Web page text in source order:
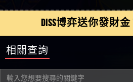
麼辦 本文教你如何拿回被騙
真的嗎 被FLTO詐騙的錢怎麼
ALYWS詐騙家破人亡 ALYWS是
【其他問題】 一招教你揭秘
當是真的嗎 當當是詐騙嗎 六
利回報被騙的家破人亡
【黃伊珊】不推薦爛公司
【陳順堪】星匯娛樂城出金
金
【陳順堪】黑網出金幾次後
【玩運彩】
【蘇俊曄】所以會出金嗎現
相關查詢